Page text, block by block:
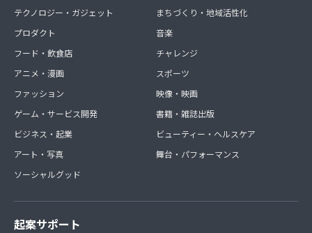
テクノロジー・ガジェット
プロダクト
フード・飲食店
アニメ・漫画
ファッション
ゲーム・サービス開発
ビジネス・起業
アート・写真
ソーシャルグッド
まちづくり・地域活性化
音楽
チャレンジ
スポーツ
映像・映画
書籍・雑誌出版
ビューティー・ヘルスケア
舞台・パフォーマンス
起案サポート